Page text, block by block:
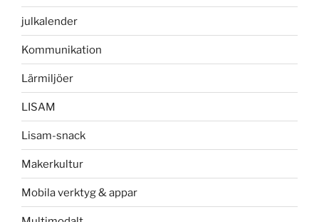
julkalender
Kommunikation
Lärmiljöer
LISAM
Lisam-snack
Makerkultur
Mobila verktyg & appar